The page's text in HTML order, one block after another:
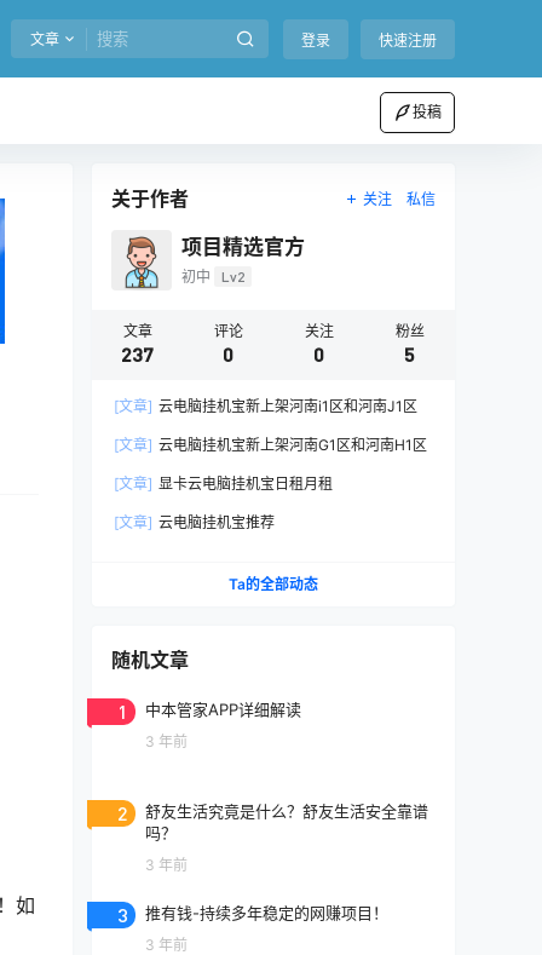
文章 登录 快速注册
投稿
如
关于作者 关注 私信
项目精选官方
初中 Lv2
文章
237
评论
0
关注
0
粉丝
5
[文章] 云电脑挂机宝新上架河南i1区和河南J1区
[文章] 云电脑挂机宝新上架河南G1区和河南H1区
[文章] 显卡云电脑挂机宝日租月租
[文章] 云电脑挂机宝推荐
Ta的全部动态
随机文章
1 中本管家APP详细解读
3 年前
2
舒友生活究竟是什么？舒友生活安全靠谱
吗？
3 年前
3 推有钱-持续多年稳定的网赚项目！
3 年前